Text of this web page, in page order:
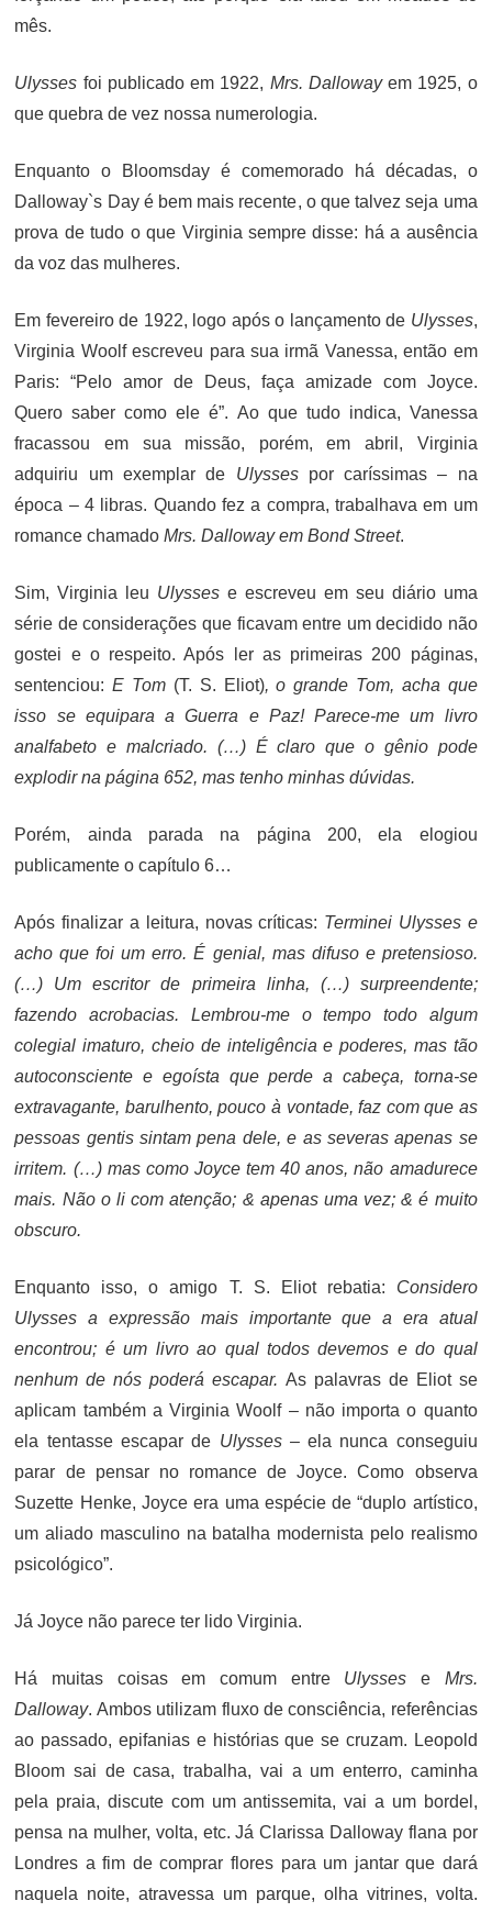
mês.
Ulysses foi publicado em 1922, Mrs. Dallowayem 1925, o
que quebra de vez nossa numerologia.
Enquanto o Bloomsday é comemorado há décadas, o
Dalloway`s Day é bem mais recente, o que talvez seja uma
prova de tudo o que Virginia sempre disse: há a ausência
da voz das mulheres.
Em fevereiro de 1922, logo após o lançamento de Ulysses,
Virginia Woolf escreveu para sua irmã Vanessa, então em
Paris: “Pelo amor de Deus, faça amizade com Joyce.
Quero saber como ele é”. Ao que tudo indica, Vanessa
fracassou em sua missão, porém, em abril, Virginia
adquiriu um exemplar de Ulyssespor caríssimas – na
época – 4 libras. Quando fez a compra, trabalhava em um
romance chamadoMrs. Dalloway em Bond Street.
Sim, Virginia leu Ulysses e escreveu em seu diário uma
série de considerações que ficavam entre um decidido não
gostei e o respeito. Após ler as primeiras 200 páginas,
sentenciou:E Tom (T. S. Eliot), o grande Tom, acha que
isso se equipara a Guerra e Paz! Parece-me um livro
analfabeto e malcriado. (…) É claro que o gênio pode
explodir na página 652, mas tenho minhas dúvidas.
Porém, ainda parada na página 200, ela elogiou
publicamente o capítulo 6…
Após finalizar a leitura, novas críticas: Terminei Ulysses e
acho que foi um erro. É genial, mas difuso e pretensioso.
(…) Um escritor de primeira linha, (…) surpreendente;
fazendo acrobacias. Lembrou-me o tempo todo algum
colegial imaturo, cheio de inteligência e poderes, mas tão
autoconsciente e egoísta que perde a cabeça, torna-se
extravagante, barulhento, pouco à vontade, faz com que as
pessoas gentis sintam pena dele, e as severas apenas se
irritem. (…) mas como Joyce tem 40 anos, não amadurece
mais. Não o li com atenção; & apenas uma vez; & é muito
obscuro.
Enquanto isso, o amigo T. S. Eliot rebatia: Considero
Ulysses a expressão mais importante que a era atual
encontrou; é um livro ao qual todos devemos e do qual
nenhum de nós poderá escapar. As palavras de Eliot se
aplicam também a Virginia Woolf – não importa o quanto
ela tentasse escapar de Ulysses–ela nunca conseguiu
parar de pensar no romance de Joyce. Como observa
Suzette Henke, Joyce era uma espécie de “duplo artístico,
um aliado masculino na batalha modernista pelo realismo
psicológico”.
Já Joyce não parece ter lido Virginia.
Há muitas coisas em comum entre Ulysses e Mrs.
Dalloway. Ambos utilizam fluxo de consciência, referências
ao passado, epifanias e histórias que se cruzam. Leopold
Bloom sai de casa, trabalha, vai a um enterro, caminha
pela praia, discute com um antissemita, vai a um bordel,
pensa na mulher, volta, etc. Já Clarissa Dalloway flana por
Londres a fim de comprar flores para um jantar que dará
naquela noite, atravessa um parque, olha vitrines, volta.